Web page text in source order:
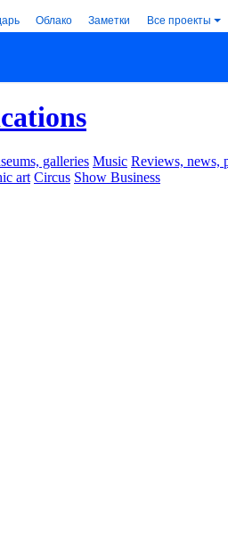
Облако Заметки Все проекты
galleries Music Reviews, news,
art Circus Show Business